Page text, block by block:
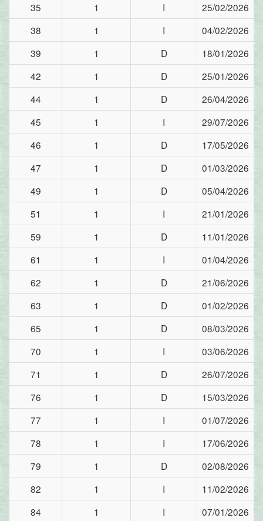
35
1 I
25/02/2026
38
1 I
04/02/2026
39
1 D
18/01/2026
42
1 D
25/01/2026
44
1 D
26/04/2026
45
1 I
29/07/2026
46
1 D
17/05/2026
47
1 D
01/03/2026
49
1 D
05/04/2026
51
1 I
21/01/2026
59
1 D
11/01/2026
61
1 I
01/04/2026
62
1 D
21/06/2026
63
1 D
01/02/2026
65
1 D
08/03/2026
70
1 I
03/06/2026
71
1 D
26/07/2026
76
1 D
15/03/2026
77
1 I
01/07/2026
78
1 I
17/06/2026
79
1 D
02/08/2026
82
1 I
11/02/2026
84
1 I 07/01/2026